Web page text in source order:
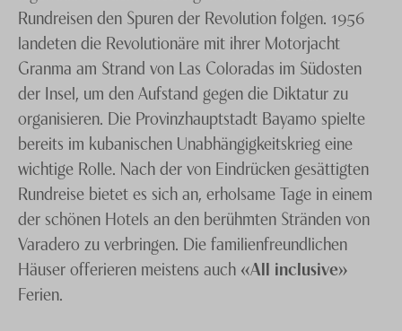
Rundreisen den Spuren der Revolution folgen. 1956
landeten die Revolutionäre mit ihrer Motorjacht
Granma am Strand von Las Coloradas im Südosten
der Insel, um den Aufstand gegen die Diktatur zu
organisieren. Die Provinzhauptstadt Bayamo spielte
bereits im kubanischen Unabhängigkeitskrieg eine
wichtige Rolle. Nach der von Eindrücken gesättigten
Rundreise bietet es sich an, erholsame Tage in einem
der schönen Hotels an den berühmten Stränden von
Varadero zu verbringen. Die familienfreundlichen
Häuser offerieren meistens auch «All inclusive»
Ferien.